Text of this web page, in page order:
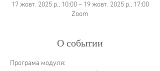
17 жовт. 2025 р., 10:00 – 19 жовт. 2025 р., 17:00
Zoom
О событии
Програма модуля: